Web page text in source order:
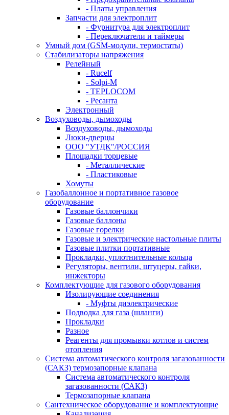
- Платы управления
Запчасти для электроплит
- Фурнитура для электроплит
- Переключатели и таймеры
Умный дом (GSM-модули, термостаты)
Cтабилизаторы напряжения
Релейный
- Rucelf
- Solpi-M
- TEPLOCOM
- Ресанта
Электронный
Воздуховоды, дымоходы
Воздуховоды, дымоходы
Люки-дверцы
ООО "УТДК"/РОССИЯ
Площадки торцевые
- Металлические
- Пластиковые
Хомуты
Газобаллонное и портативное газовое
оборудование
Газовые баллончики
Газовые баллоны
Газовые горелки
Газовые и электрические настольные плиты
Газовые плитки портативные
Прокладки, уплотнительные кольца
Регуляторы, вентили, штуцеры, гайки,
инжекторы
Комплектующие для газового оборудования
Изолирующие соединения
- Муфты диэлектрические
Подводка для газа (шланги)
Прокладки
Разное
Реагенты для промывки котлов и систем
отопления
Система автоматического контроля загазованности
(САКЗ) термозапорные клапана
Система автоматического контроля
загазованности (САКЗ)
Термозапорные клапана
Сантехническое оборудование и комплектующие